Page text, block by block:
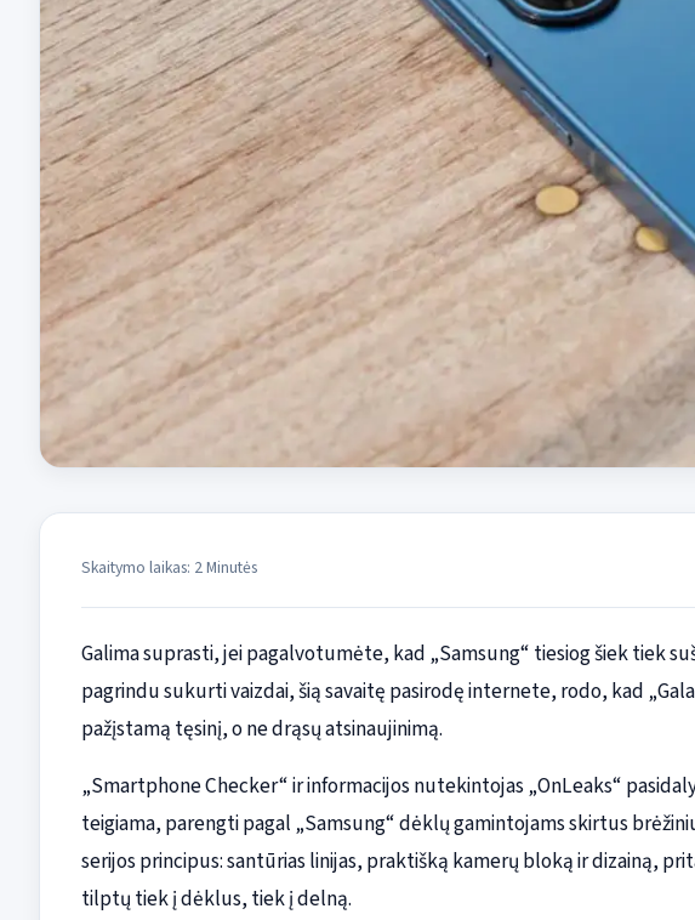
Skaitymo laikas: 2 Minutės
Galima suprasti, jei pagalvotumėte, kad „Samsung“ tiesiog šiek tiek
pagrindu sukurti vaizdai, šią savaitę pasirodę internete, rodo, kad
pažįstamą tęsinį, o ne drąsų atsinaujinimą.
„Smartphone Checker“ ir informacijos nutekintojas „OnLeaks“
teigiama, parengti pagal „Samsung“ dėklų gamintojams skirtus
serijos principus: santūrias linijas, praktišką kamerų bloką ir dizainą,
tilptų tiek į dėklus, tiek į delną.